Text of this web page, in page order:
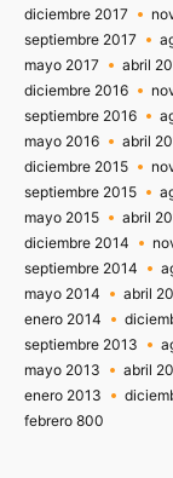
diciembre 2017
septiembre 2017
mayo 2017
abril
diciembre 2016
septiembre 2016
mayo 2016
abril
diciembre 2015
septiembre 2015
mayo 2015
abril
diciembre 2014
septiembre 2014
mayo 2014
abril
enero 2014
septiembre 2013
mayo 2013
abril
enero 2013
febrero 800